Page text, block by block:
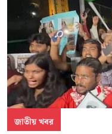
জাতীয় খবর